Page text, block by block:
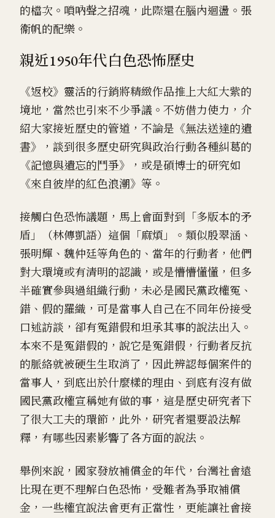
的檔次。嗩吶聲之招魂，此際還在腦內迴盪。張
衞帆的配樂。
親近1950年代白色恐怖歷史
《返校》靈活的行銷將精緻作品推上大紅大紫的
境地，當然也引來不少爭議。不妨借力使力，介
紹大家接近歷史的管道，不論是《無法送達的遺
書》，談到很多歷史研究與政治行動各種糾葛的
《記憶與遺忘的鬥爭》，或是碩博士的研究如
《來自彼岸的紅色浪潮》等。
接觸白色恐怖議題，馬上會面對到「多版本的矛
盾」（林傳凱語）這個「麻煩」。類似殷翠涵、
張明輝、魏仲廷等角色的、當年的行動者，他們
對大環境或有清明的認識，或是懵懵懂懂，但多
半確實參與過組織行動，未必是國民黨政權冤、
錯、假的羅織，可是當事人自己在不同年份接受
口述訪談，卻有冤錯假和坦承其事的說法出入。
本來不是冤錯假的，說它是冤錯假，行動者反抗
的脈絡就被硬生生取消了，因此辨認每個案件的
當事人，到底出於什麼樣的理由、到底有沒有做
國民黨政權宣稱她有做的事，這是歷史研究者下
了很大工夫的環節，此外，研究者還要設法解
釋，有哪些因素影響了各方面的說法。
舉例來說，國家發放補償金的年代，台灣社會遠
比現在更不理解白色恐怖，受難者為爭取補償
金，一些權宜說法會更有正當性，更能讓社會接